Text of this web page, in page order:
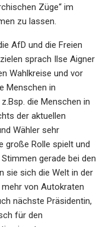
Züge“ im
zu lassen.
AfD und die Freien
sprach Ilse Aigner
Wahlkreise und vor
Menschen in
die Menschen in
der aktuellen
Wähler sehr
große Rolle spielt und
gerade bei den
sie sich die Welt in der
mehr von Autokraten
nächste Präsidentin,
für den